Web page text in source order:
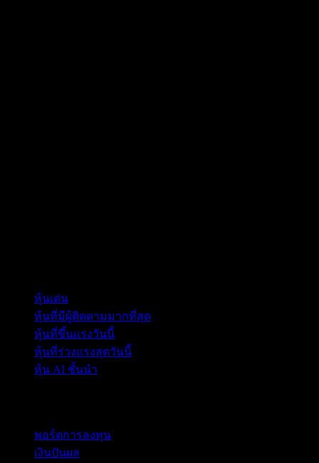
หุ้นเด่น
หุ้นที่มีผู้ติดตามมากที่สุด
หุ้นที่ขึ้นแรงวันนี้
หุ้นที่ร่วงแรงสุดวันนี้
หุ้น AI ชั้นนำ
พอร์ตการลงทุน
เงินปันผล